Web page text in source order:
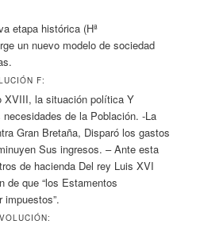
etapa histórica (Hª
un nuevo modelo de sociedad
F:
XVIII, la situación política Y
de la Población. -La
Gran Bretaña, Disparó los gastos
Sus ingresos. – Ante esta
de hacienda Del rey Luis XVI
de que “los Estamentos
impuestos”.